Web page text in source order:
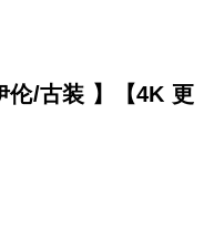
伦/古装 】【4K 更